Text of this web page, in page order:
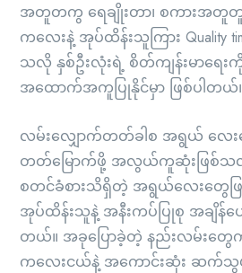
အတူတကွ ရေချိုးတာ၊ စကားအတူတူ
ကလေးနဲ့ အုပ်ထိန်းသူကြား Quality
သလို နှစ်ဦးလုံးရဲ့ စိတ်ကျန်းမာရေးကို
အထောက်အကူပြုနိုင်မှာ ဖြစ်ပါတယ်
လမ်းလျှောက်တတ်ခါစ အရွယ် လေ
တတ်မြောက်ဖို့ အလွယ်ကူဆုံးဖြစ်သ
စတင်ခံစားသိရှိတဲ့ အရွယ်လေးတွေဖြ
အုပ်ထိန်းသူနဲ့ အနီးကပ်ပြုစု အချိန်ပ
တယ်။ အခုပြောခဲ့တဲ့ နည်းလမ်းတွေ
ကလေးငယ်နဲ့ အကောင်းဆုံး ဆက်သွ